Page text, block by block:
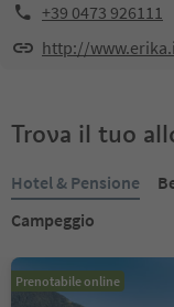
+39 0473 926111
http://
Trova il tuo
Hotel & Pensione
Campeggio
Prenotabile online